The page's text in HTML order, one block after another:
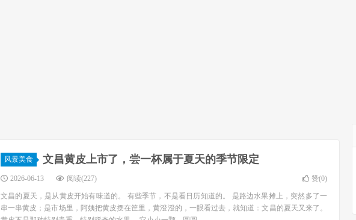
风景美食 文昌黄皮上市了，尝一杯属于夏天的季节限定
2026-06-13 阅读(227) 赞(0)
文昌的夏天，是从黄皮开始有味道的。 有些季节，不是看日历知道的。 是路边水果摊上，突然多了一
串一串黄皮；是市场里，阿姨把黄皮摆在筐里，黄澄澄的，一眼看过去，就知道：文昌的夏天又来了。